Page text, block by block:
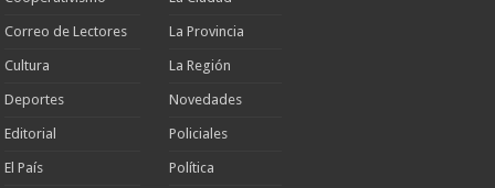
Correo de Lectores
Cultura
Deportes
Editorial
El País
La Provincia
La Región
Novedades
Policiales
Política